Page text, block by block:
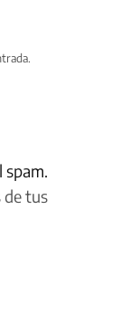
spam.
de tus